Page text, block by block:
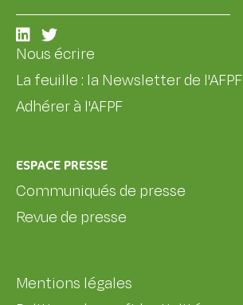
Nous écrire
La feuille : la Newsletter de l'AFPF
Adhérer à l'AFPF
ESPACE PRESSE
Communiqués de presse
Revue de presse
Mentions légales